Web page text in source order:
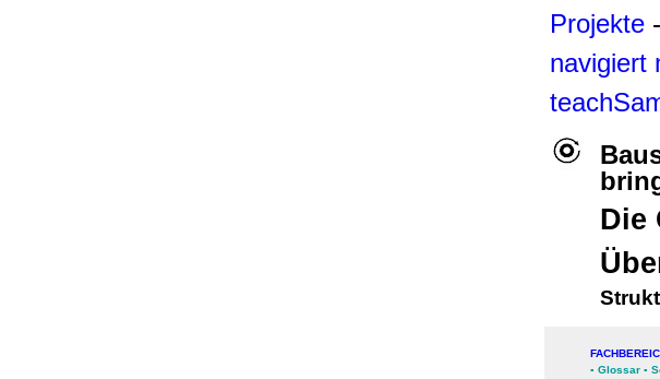
Projekte
navigiert
Die
▪ Glossar ▪